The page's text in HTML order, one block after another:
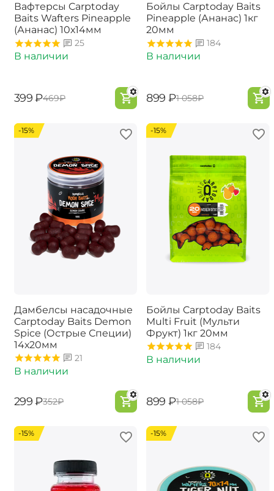
Вафтерсы Carptoday
Baits Wafters Pineapple
(Ананас) 10х14мм
25
В наличии
‍399‍ ₽‍469‍₽
Бойлы Carptoday Baits
Pineapple (Ананас) 1кг
20мм
184
В наличии
‍899‍ ₽‍1 058‍₽
-15%
Дамбелсы насадочные
Carptoday Baits Demon
Spice (Острые Специи)
14х20мм
21
В наличии
‍299‍ ₽‍352‍₽
-15%
Бойлы Carptoday Baits
Multi Fruit (Мульти
Фрукт) 1кг 20мм
184
В наличии
‍899‍ ₽‍1 058‍₽
-15% -15%